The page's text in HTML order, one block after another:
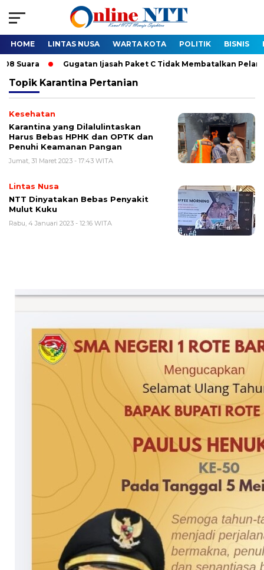
HOME LINTAS NUSA WARTA KOTA POLITIK BISNIS
Gugatan Ijasah Paket C Tidak Membatalkan Pelantikan
Topik Karantina Pertanian
Kesehatan
Karantina yang Dilalulintaskan
Harus Bebas HPHK dan OPTK dan
Penuhi Keamanan Pangan
Jumat, 31 Maret 2023 - 17:43 WITA
Lintas Nusa
NTT Dinyatakan Bebas Penyakit
Mulut Kuku
Rabu, 4 Januari 2023 - 12:16 WITA